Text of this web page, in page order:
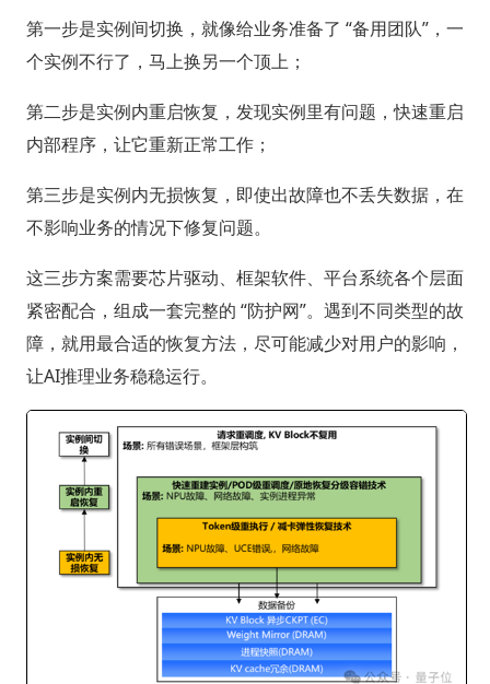
第一步是实例间切换，就像给业务准备了 “备用团队”，一
个实例不行了，马上换另一个顶上；
第二步是实例内重启恢复，发现实例里有问题，快速重启
内部程序，让它重新正常工作；
第三步是实例内无损恢复，即使出故障也不丢失数据，在
不影响业务的情况下修复问题。
这三步方案需要芯片驱动、框架软件、平台系统各个层面
紧密配合，组成一套完整的 “防护网”。遇到不同类型的故
障，就用最合适的恢复方法，尽可能减少对用户的影响，
让AI推理业务稳稳运行。